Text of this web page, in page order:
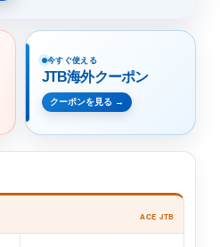
今すぐ使える
JTB海外クーポン
クーポンを見る →
ACE JTB